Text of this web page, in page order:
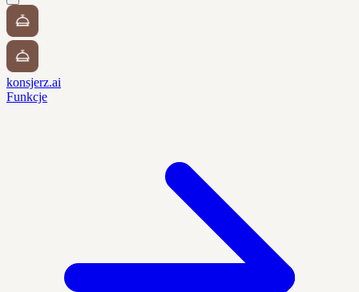
konsjerz.ai
Funkcje